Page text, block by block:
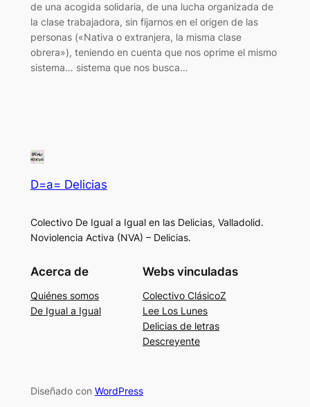
de una acogida solidaria, de una lucha organizada de
la clase trabajadora, sin fijarnos en el origen de las
personas («Nativa o extranjera, la misma clase
obrera»), teniendo en cuenta que nos oprime el mismo
sistema… sistema que nos busca…
D=a= Delicias
Colectivo De Igual a Igual en las Delicias, Valladolid.
Noviolencia Activa (NVA) – Delicias.
Acerca de
Quiénes somos
De Igual a Igual
Webs vinculadas
Colectivo ClásicoZ
Lee Los Lunes
Delicias de letras
Descreyente
Diseñado con WordPress